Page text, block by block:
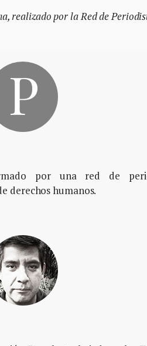
realizado por la Red de
por una red de
derechos humanos.